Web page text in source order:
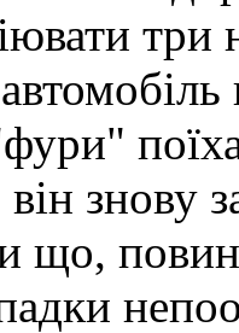
знову
що,